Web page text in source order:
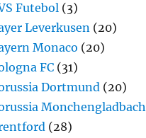
Futebol (3)
Leverkusen (20)
Monaco (20)
FC (31)
Dortmund (20)
Monchengladbach
(28)